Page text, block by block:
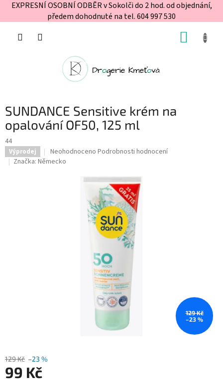
EXPRESNÍ OSOBNÍ ODBĚR v Sokolči do 2 hod. od objednání,
předem dohodnuté na tel. 604 997 530
SUNDANCE Sensitive krém na
opalování OF50, 125 ml
44
Výprodej
Průměrné
hodnocení
Neohodnoceno Podrobnosti hodnocení
Značka: Německo
129 Kč
–23 %
129 Kč –23 %
99 Kč